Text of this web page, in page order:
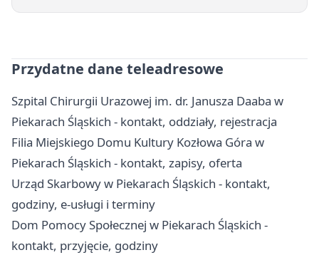
Przydatne dane teleadresowe
Szpital Chirurgii Urazowej im. dr. Janusza Daaba w
Piekarach Śląskich - kontakt, oddziały, rejestracja
Filia Miejskiego Domu Kultury Kozłowa Góra w
Piekarach Śląskich - kontakt, zapisy, oferta
Urząd Skarbowy w Piekarach Śląskich - kontakt,
godziny, e-usługi i terminy
Dom Pomocy Społecznej w Piekarach Śląskich -
kontakt, przyjęcie, godziny